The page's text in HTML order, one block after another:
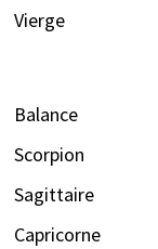
Vierge
Balance
Scorpion
Sagittaire
Capricorne